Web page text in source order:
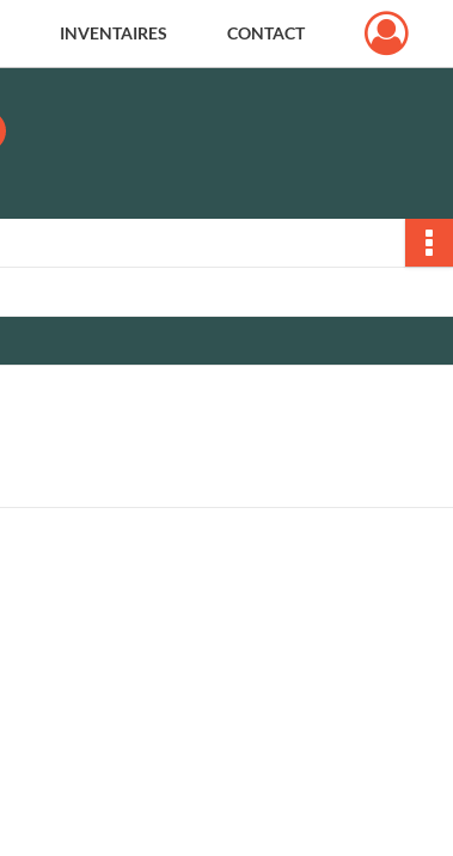
INVENTAIRES CONTACT